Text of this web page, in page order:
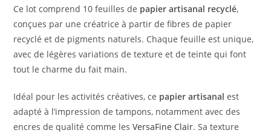
Ce lot comprend 10 feuilles de papier artisanal recyclé,
conçues par une créatrice à partir de fibres de papier
recyclé et de pigments naturels. Chaque feuille est unique,
avec de légères variations de texture et de teinte qui font
tout le charme du fait main.
Idéal pour les activités créatives, ce papier artisanal est
adapté à l’impression de tampons, notamment avec des
encres de qualité comme lesVersaFine Clair. Sa texture